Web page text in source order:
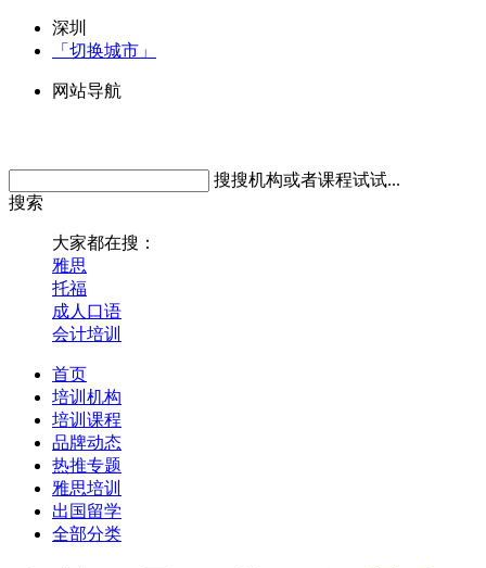
深圳
「切换城市」
网站导航
搜搜机构或者课程试试...
搜索
大家都在搜：
雅思
托福
成人口语
会计培训
首页
培训机构
培训课程
品牌动态
热推专题
雅思培训
出国留学
全部分类